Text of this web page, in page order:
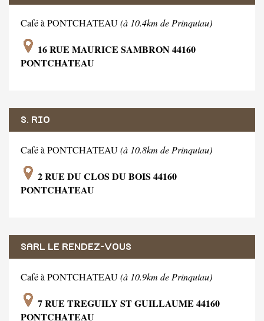
Café à PONTCHATEAU(à 10.4km de Prinquiau)
16 RUE MAURICE SAMBRON 44160
PONTCHATEAU
S. RIO
Café à PONTCHATEAU(à 10.8km de Prinquiau)
2 RUE DU CLOS DU BOIS 44160
PONTCHATEAU
SARL LE RENDEZ-VOUS
Café à PONTCHATEAU(à 10.9km de Prinquiau)
7 RUE TREGUILY ST GUILLAUME 44160
PONTCHATEAU